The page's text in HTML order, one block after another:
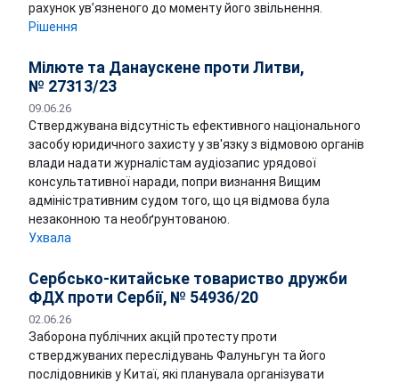
рахунок ув’язненого до моменту його звільнення.
Рішення
Мілюте та Данаускене проти Литви,
№ 27313/23
09.06.26
Стверджувана відсутність ефективного національного
засобу юридичного захисту у зв'язку з відмовою органів
влади надати журналістам аудіозапис урядової
консультативної наради, попри визнання Вищим
адміністративним судом того, що ця відмова була
незаконною та необґрунтованою.
Ухвала
Сербсько-китайське товариство дружби
ФДХ проти Сербії, № 54936/20
02.06.26
Заборона публічних акцій протесту проти
стверджуваних переслідувань Фалуньгун та його
послідовників у Китаї, які планувала організувати